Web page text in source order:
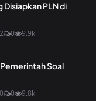
Disiapkan PLN di
0 9.9k
Soal
0 9.8k